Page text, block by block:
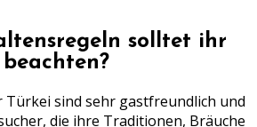
solltet ihr
Türkei sind sehr gastfreundlich und
die ihre Traditionen, Bräuche